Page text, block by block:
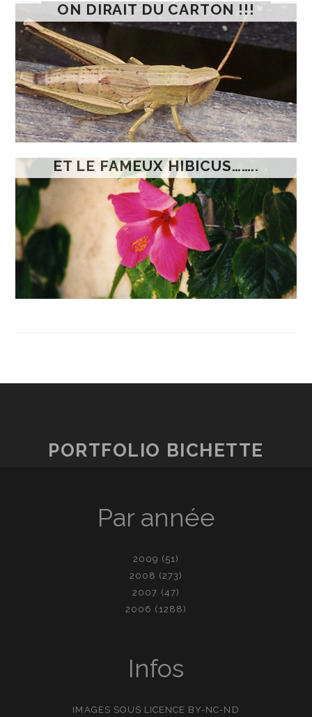
ON DIRAIT DU CARTON !!!
ET LE FAMEUX HIBICUS……..
PORTFOLIO BICHETTE
Par année
2009 (51)
2008 (273)
2007 (47)
2006 (1288)
Infos
IMAGES SOUS LICENCE BY-NC-ND